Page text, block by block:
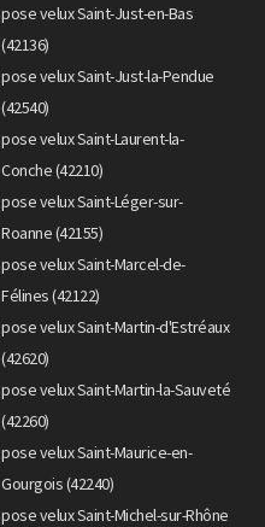
pose velux Saint-Just-en-Bas
(42136)
pose velux Saint-Just-la-Pendue
(42540)
pose velux Saint-Laurent-la-
Conche (42210)
pose velux Saint-Léger-sur-
Roanne (42155)
pose velux Saint-Marcel-de-
Félines (42122)
pose velux Saint-Martin-d'Estréaux
(42620)
pose velux Saint-Martin-la-Sauveté
(42260)
pose velux Saint-Maurice-en-
Gourgois (42240)
pose velux Saint-Michel-sur-Rhône